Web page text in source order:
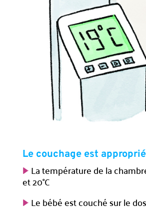
Le couchage est
La température de la
et 20°C
Le bébé est couché sur le